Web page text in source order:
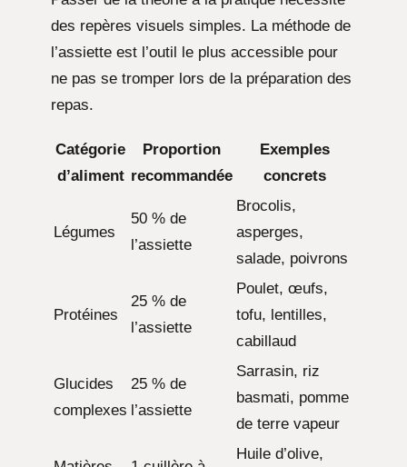
des repères visuels simples. La méthode de
l’assiette est l’outil le plus accessible pour
ne pas se tromper lors de la préparation des
repas.
Catégorie
d’aliment
Proportion
recommandée
Exemples
concrets
Légumes
50 % de
l’assiette
Brocolis,
asperges,
salade, poivrons
Protéines
25 % de
l’assiette
Poulet, œufs,
tofu, lentilles,
cabillaud
Glucides
complexes
25 % de
l’assiette
Sarrasin, riz
basmati, pomme
de terre vapeur
Huile d’olive,